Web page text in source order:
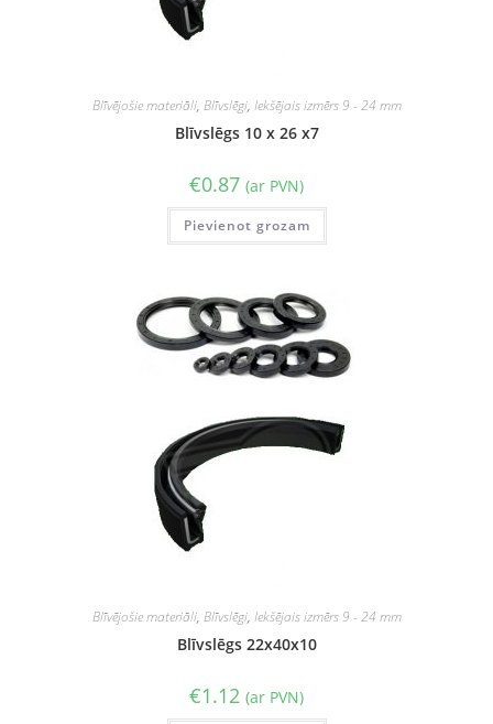
Blīvējošie materiāli, Blīvslēgi, Iekšējais izmērs 9 - 24 mm
Blīvslēgs 10 x 26 x7
€0.87 (ar PVN)
Pievienot grozam
Blīvējošie materiāli, Blīvslēgi, Iekšējais izmērs 9 - 24 mm
Blīvslēgs 22x40x10
€1.12 (ar PVN)